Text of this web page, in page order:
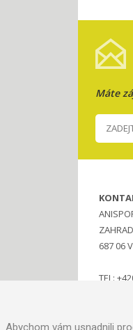
Máte
687 06
TEL:
Abychom vám usnadnili